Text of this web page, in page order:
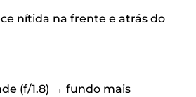
nítida na frente e atrás do
(f/1.8) → fundo mais